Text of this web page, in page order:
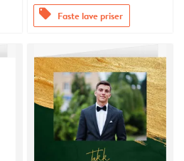
offers Faste lave priser